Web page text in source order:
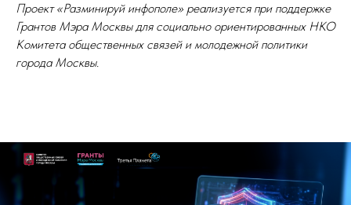
Проект «Разминируй инфополе» реализуется при поддержке
Грантов Мэра Москвы для социально ориентированных НКО
Комитета общественных связей и молодежной политики
города Москвы.